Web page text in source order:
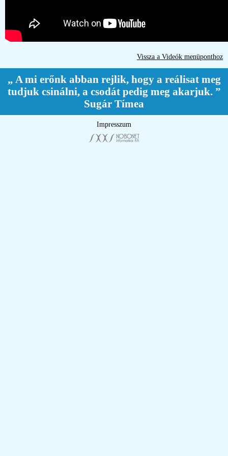
Vissza a Videók menüponthoz
„ A mi erőnk abban rejlik, hogy a reálisat meg
tudjuk csinálni, a csodát pedig meg akarjuk. ”
Sugár Tímea
Impresszum